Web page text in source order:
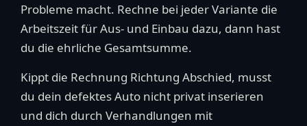
Probleme macht. Rechne bei jeder Variante die
Arbeitszeit für Aus- und Einbau dazu, dann hast
du die ehrliche Gesamtsumme.
Kippt die Rechnung Richtung Abschied, musst
du dein defektes Auto nicht privat inserieren
und dich durch Verhandlungen mit